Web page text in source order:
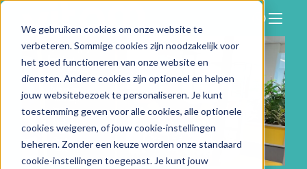
We gebruiken cookies om onze website te
verbeteren. Sommige cookies zijn noodzakelijk voor
het goed functioneren van onze website en
diensten. Andere cookies zijn optioneel en helpen
jouw websitebezoek te personaliseren. Je kunt
toestemming geven voor alle cookies, alle optionele
cookies weigeren, of jouw cookie-instellingen
beheren. Zonder een keuze worden onze standaard
cookie-instellingen toegepast. Je kunt jouw
Hier vind je ons
Onze aanpak
Over Vitam
Nieuws
Contact
Zoeken